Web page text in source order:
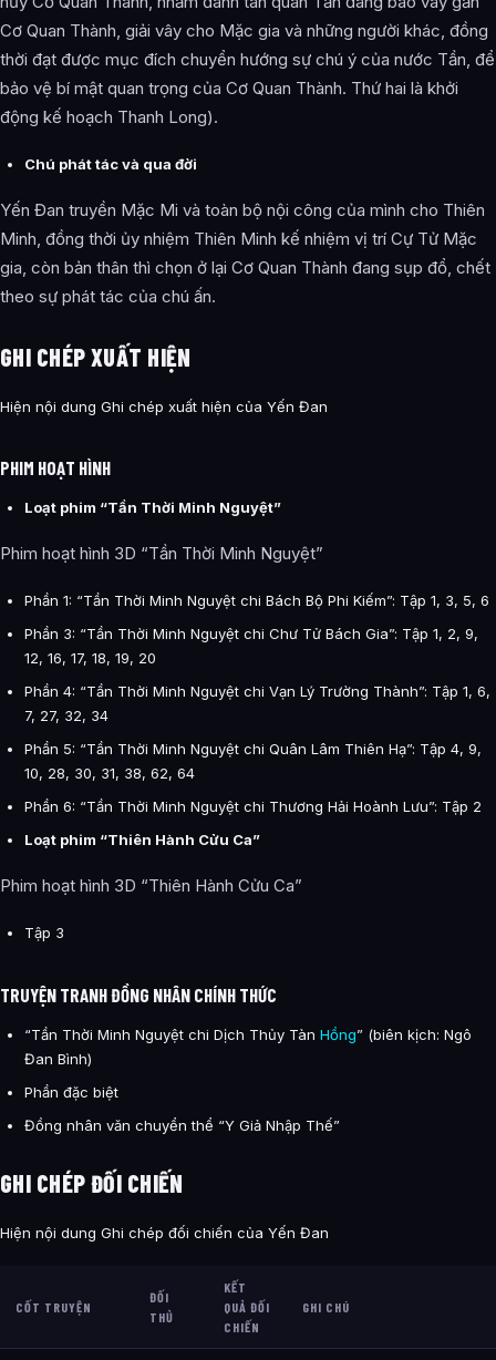
Cơ Quan Thành, giải vây cho Mặc gia và những người khác, đồng
thời đạt được mục đích chuyển hướng sự chú ý của nước Tần, để
bảo vệ bí mật quan trọng của Cơ Quan Thành. Thứ hai là khởi
động kế hoạch Thanh Long).
Chú phát tác và qua đời
Yến Đan truyền Mặc Mi và toàn bộ nội công của mình cho Thiên
Minh, đồng thời ủy nhiệm Thiên Minh kế nhiệm vị trí Cự Tử Mặc
gia, còn bản thân thì chọn ở lại Cơ Quan Thành đang sụp đổ, chết
theo sự phát tác của chú ấn.
GHI CHÉP XUẤT HIỆN
Hiện nội dung Ghi chép xuất hiện của Yến Đan
PHIM HOẠT HÌNH
Loạt phim “Tần Thời Minh Nguyệt”
Phim hoạt hình 3D “Tần Thời Minh Nguyệt”
Phần 1: “Tần Thời Minh Nguyệt chi Bách Bộ Phi Kiếm”: Tập 1, 3, 5, 6
Phần 3: “Tần Thời Minh Nguyệt chi Chư Tử Bách Gia”: Tập 1, 2, 9,
12, 16, 17, 18, 19, 20
Phần 4: “Tần Thời Minh Nguyệt chi Vạn Lý Trường Thành”: Tập 1, 6,
7, 27, 32, 34
Phần 5: “Tần Thời Minh Nguyệt chi Quân Lâm Thiên Hạ”: Tập 4, 9,
10, 28, 30, 31, 38, 62, 64
Phần 6: “Tần Thời Minh Nguyệt chi Thương Hải Hoành Lưu”: Tập 2
Loạt phim “Thiên Hành Cửu Ca”
Phim hoạt hình 3D “Thiên Hành Cửu Ca”
Tập 3
TRUYỆN TRANH ĐỒNG NHÂN CHÍNH THỨC
“Tần Thời Minh Nguyệt chi Dịch Thủy Tàn Hồng” (biên kịch: Ngô
Đan Bình)
Phần đặc biệt
Đồng nhân văn chuyển thể “Y Giả Nhập Thế”
GHI CHÉP ĐỐI CHIẾN
Hiện nội dung Ghi chép đối chiến của Yến Đan
CỐT TRUYỆN
ĐỐI
THỦ
KẾT
QUẢ ĐỐI
CHIẾN
GHI CHÚ